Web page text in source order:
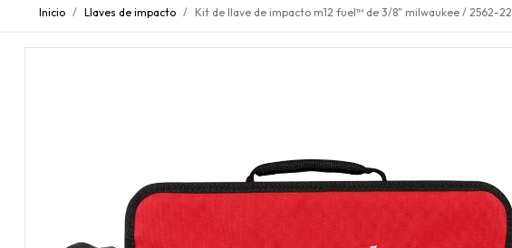
Inicio Llaves de impacto Kit de llave de impacto m12 fuel™ de 3/8" milwaukee / 2562-22